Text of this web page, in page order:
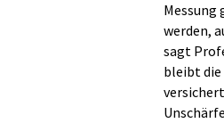
Messung
werden,
sagt
bleibt